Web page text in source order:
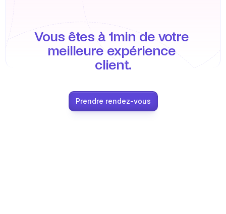
Ticket Center
Suivi qualité
Vous êtes à 1min de votre
meilleure expérience
client.
Prendre rendez-vous